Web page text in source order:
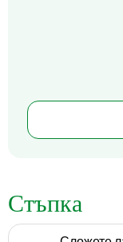
Стъпка